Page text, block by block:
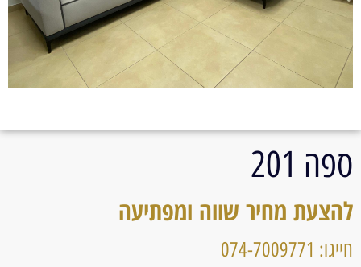
ספה 201
להצעת מחיר שווה ומפתיעה
חייגו: 074-7009771